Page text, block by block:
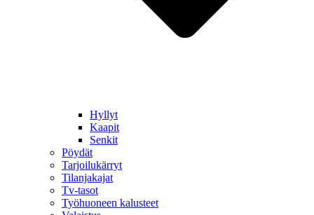
Hyllyt
Kaapit
Senkit
Pöydät
Tarjoilukärryt
Tilanjakajat
Tv-tasot
Työhuoneen kalusteet